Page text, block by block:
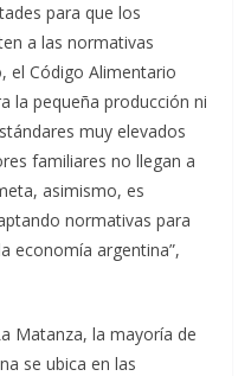
para que los
a las normativas
el Código Alimentario
la pequeña producción ni
muy elevados
familiares no llegan a
asimismo, es
normativas para
economía argentina”,
Matanza, la mayoría de
se ubica en las